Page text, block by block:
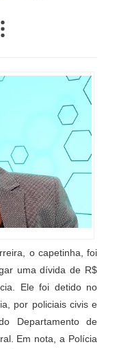
o capetinha, foi
uma dívida de R$
Ele foi detido no
por policiais civis e
Departamento de
Em nota, a Polícia